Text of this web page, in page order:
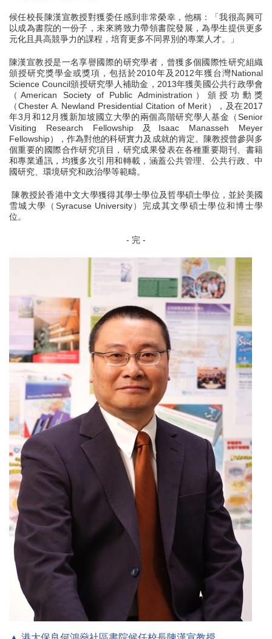
候任校長陳漢宣教授對獲委任感到非常榮幸，他稱：「我很高興可
以成為書院的一份子，未來將致力帶領書院發展，為學生提供更多
元化且具高競爭力的課程，培育更多不同界別的專業人才。」
陳漢宣教授是一名享譽國際的研究學者，曾獲多個國際性研究組織
頒授研究獎學金或獎項，包括於2010年及2012年獲台灣National
Science Council頒授研究學人補助金，2013年獲美國公共行政學會
（American Society of Public Administration）頒授功勳獎
（Chester A. Newland Presidential Citation of Merit），及在2017
年3月和12月獲新加坡國立大學的兩個高階研究學人基金（Senior
Visiting Research Fellowship 及Isaac Manasseh Meyer
Fellowship），作為對他的科研實力及成就的肯定。陳教授曾參與多
個重要的國際合作研究項目，研究成果發表在各種重要期刊、書籍
和專業通訊，均獲多次引用和轉載，涵蓋公共管理、公共行政、中
國研究、環境研究和政治學等範疇。
陳教授於香港中文大學獲得其學士學位及哲學碩士學位，並於美國
雪城大學（Syracuse University）完成其文學碩士學位和博士學
位。
- 完 -